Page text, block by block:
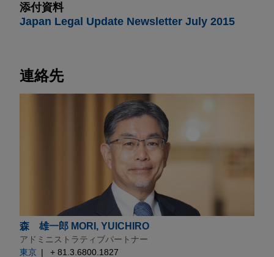
添付資料
Japan Legal Update Newsletter July 2015
連絡先
森 雄一郎 MORI, YUICHIRO
アドミニストラティブパートナー
東京
+ 81.3.6800.1827